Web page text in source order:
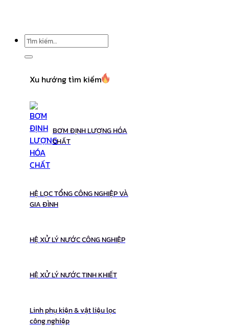
Tìm
Xu hướng tìm kiếm
BƠM ĐỊNH LƯỢNG HÓA
CHẤT
HỆ LỌC TỔNG CÔNG NGHIỆP VÀ
GIA ĐÌNH
HỆ XỬ LÝ NƯỚC CÔNG NGHIỆP
HỆ XỬ LÝ NƯỚC TINH KHIẾT
Linh phụ kiện & vật liệu lọc
công nghiệp